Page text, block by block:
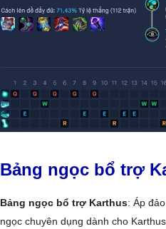
Bảng ngọc bổ trợ
Bảng ngọc bổ trợ Karthus: Áp
ngọc chuyên dụng dành cho